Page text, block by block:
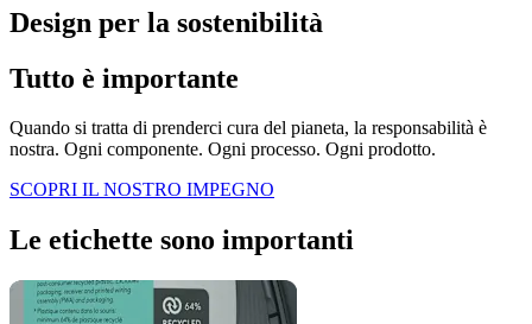
Design per la sostenibilità
Tutto è importante
Quando si tratta di prenderci cura del pianeta, la responsabilità è
nostra. Ogni componente. Ogni processo. Ogni prodotto.
SCOPRI IL NOSTRO IMPEGNO
Le etichette sono importanti